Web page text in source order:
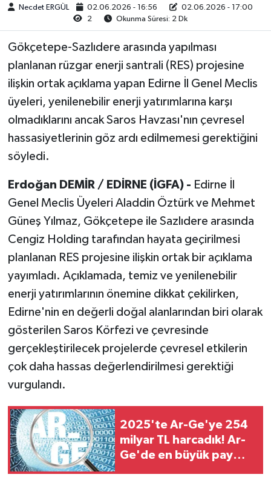
Necdet ERGÜL 02.06.2026 - 16:56
02.06.2026 - 17:00
2
Okunma Süresi: 2 Dk
Gökçetepe-Sazlıdere arasında yapılması
planlanan rüzgar enerji santrali (RES) projesine
ilişkin ortak açıklama yapan Edirne İl Genel Meclis
üyeleri, yenilenebilir enerji yatırımlarına karşı
olmadıklarını ancak Saros Havzası'nın çevresel
hassasiyetlerinin göz ardı edilmemesi gerektiğini
söyledi.
Erdoğan DEMİR / EDİRNE (İGFA) - Edirne İl
Genel Meclis Üyeleri Aladdin Öztürk ve Mehmet
Güneş Yılmaz, Gökçetepe ile Sazlıdere arasında
Cengiz Holding tarafından hayata geçirilmesi
planlanan RES projesine ilişkin ortak bir açıklama
yayımladı. Açıklamada, temiz ve yenilenebilir
enerji yatırımlarının önemine dikkat çekilirken,
Edirne'nin en değerli doğal alanlarından biri olarak
gösterilen Saros Körfezi ve çevresinde
gerçekleştirilecek projelerde çevresel etkilerin
çok daha hassas değerlendirilmesi gerektiği
vurgulandı.
2025'te Ar-Ge'ye 254
milyar TL harcadık! Ar-
Ge'de en büyük pay
Künye
Yerel